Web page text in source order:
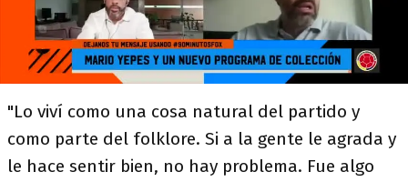
"Lo viví como una cosa natural del partido y
como parte del folklore. Si a la gente le agrada y
le hace sentir bien, no hay problema. Fue algo